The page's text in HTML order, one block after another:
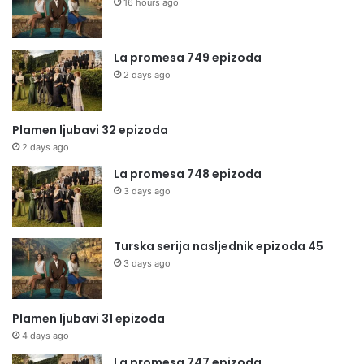
16 hours ago
La promesa 749 epizoda
2 days ago
Plamen ljubavi 32 epizoda
2 days ago
La promesa 748 epizoda
3 days ago
Turska serija nasljednik epizoda 45
3 days ago
Plamen ljubavi 31 epizoda
4 days ago